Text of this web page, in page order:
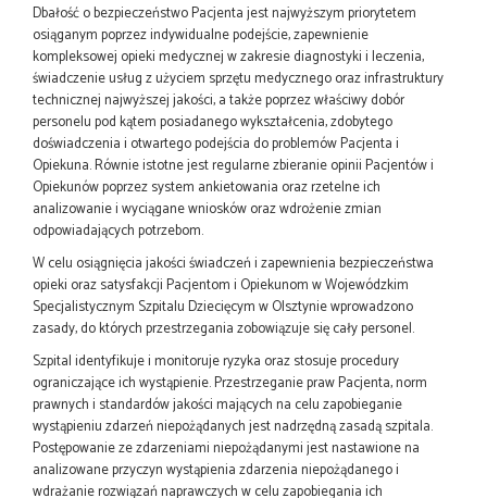
Dbałość o bezpieczeństwo Pacjenta jest najwyższym priorytetem
osiąganym poprzez indywidualne podejście, zapewnienie
kompleksowej opieki medycznej w zakresie diagnostyki i leczenia,
świadczenie usług z użyciem sprzętu medycznego oraz infrastruktury
technicznej najwyższej jakości, a także poprzez właściwy dobór
personelu pod kątem posiadanego wykształcenia, zdobytego
doświadczenia i otwartego podejścia do problemów Pacjenta i
Opiekuna. Równie istotne jest regularne zbieranie opinii Pacjentów i
Opiekunów poprzez system ankietowania oraz rzetelne ich
analizowanie i wyciągane wniosków oraz wdrożenie zmian
odpowiadających potrzebom.
W celu osiągnięcia jakości świadczeń i zapewnienia bezpieczeństwa
opieki oraz satysfakcji Pacjentom i Opiekunom w Wojewódzkim
Specjalistycznym Szpitalu Dziecięcym w Olsztynie wprowadzono
zasady, do których przestrzegania zobowiązuje się cały personel.
Szpital identyfikuje i monitoruje ryzyka oraz stosuje procedury
ograniczające ich wystąpienie. Przestrzeganie praw Pacjenta, norm
prawnych i standardów jakości mających na celu zapobieganie
wystąpieniu zdarzeń niepożądanych jest nadrzędną zasadą szpitala.
Postępowanie ze zdarzeniami niepożądanymi jest nastawione na
analizowane przyczyn wystąpienia zdarzenia niepożądanego i
wdrażanie rozwiązań naprawczych w celu zapobiegania ich